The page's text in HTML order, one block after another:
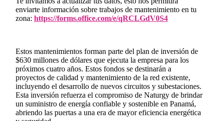
enviarte información sobre trabajos de mantenimiento en tu
zona: https://forms.office.com/e/qRCLGdV0S4
Estos mantenimientos forman parte del plan de inversión de
$630 millones de dólares que ejecuta la empresa para los
próximos cuatro años. Estos fondos se destinarán a
proyectos de calidad y mantenimiento de la red existente,
incluyendo el desarrollo de nuevos circuitos y subestaciones.
Esta inversión refuerza el compromiso de Naturgy de brindar
un suministro de energía confiable y sostenible en Panamá,
abriendo las puertas a una era de mayor eficiencia energética